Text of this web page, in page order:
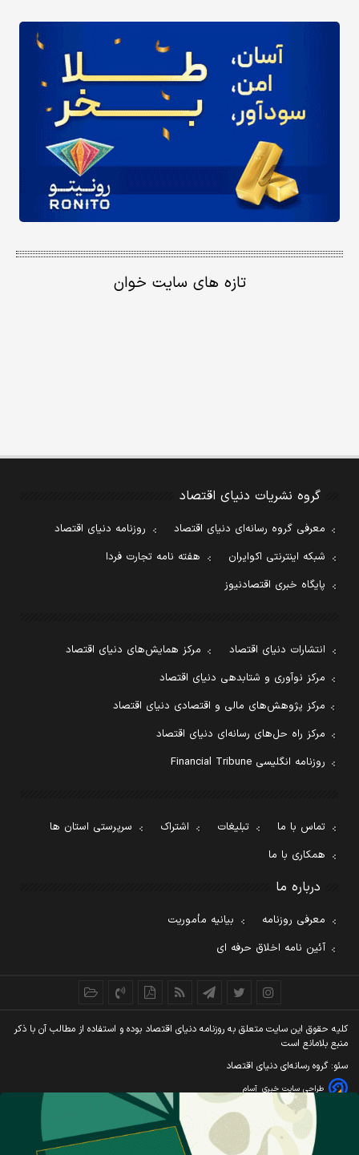
تازه های سایت خوان
گروه نشریات دنیای اقتصاد
معرفی گروه رسانه‌ای دنیای اقتصاد
روزنامه دنیای اقتصاد
شبکه اینترنتی اکوایران
هفته نامه تجارت فردا
پایگاه خبری اقتصادنیوز
انتشارات دنیای اقتصاد
مرکز همایش‌های دنیای اقتصاد
مرکز نوآوری و شتابدهی دنیای اقتصاد
مرکز پژوهش‌های مالی و اقتصادی دنیای اقتصاد
مرکز راه حل‌های رسانه‌ای دنیای اقتصاد
روزنامه انگلیسی Financial Tribune
تماس با ما تبلیغات اشتراک
سرپرستی استان ها
همکاری با ما
درباره ما
معرفی روزنامه
بیانیه مأموریت
آئین نامه اخلاق حرفه ای
کليه حقوق اين سايت متعلق به روزنامه دنيای اقتصاد بوده و استفاده از مطالب آن با ذکر
منبع بلامانع است
سئو: گروه رسانه‌ای دنیای اقتصاد
طراحی سایت خبری آسام